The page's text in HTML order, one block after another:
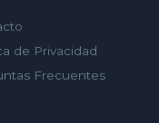
de Privacidad
Frecuentes